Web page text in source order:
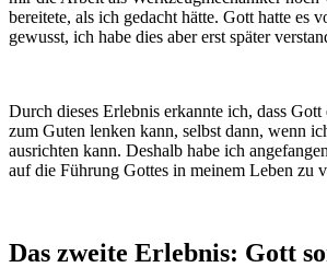
bereitete, als ich gedacht hätte. Gott hatte es
gewusst, ich habe dies aber erst später
Durch dieses Erlebnis erkannte ich, dass
zum Guten lenken kann, selbst dann, wenn
ausrichten kann. Deshalb habe ich
auf die Führung Gottes in meinem Leben zu
Das zweite Erlebnis: Gott